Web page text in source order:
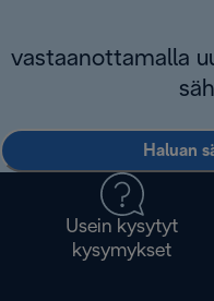
vastaanottamalla
Haluan
Usein kysytyt
kysymykset